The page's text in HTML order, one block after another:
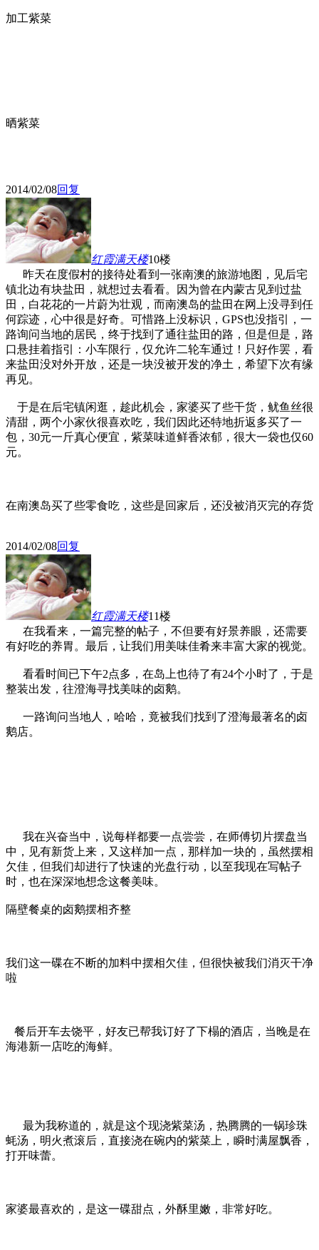
加工紫菜
晒紫菜
2014/02/08回复
红霞满天楼10楼
昨天在度假村的接待处看到一张南澳的旅游地图，见后宅
镇北边有块盐田，就想过去看看。因为曾在内蒙古见到过盐
田，白花花的一片蔚为壮观，而南澳岛的盐田在网上没寻到任
何踪迹，心中很是好奇。可惜路上没标识，GPS也没指引，一
路询问当地的居民，终于找到了通往盐田的路，但是但是，路
口悬挂着指引：小车限行，仅允许二轮车通过！只好作罢，看
来盐田没对外开放，还是一块没被开发的净土，希望下次有缘
再见。
于是在后宅镇闲逛，趁此机会，家婆买了些干货，鱿鱼丝很
清甜，两个小家伙很喜欢吃，我们因此还特地折返多买了一
包，30元一斤真心便宜，紫菜味道鲜香浓郁，很大一袋也仅60
元。
在南澳岛买了些零食吃，这些是回家后，还没被消灭完的存货
2014/02/08回复
红霞满天楼11楼
在我看来，一篇完整的帖子，不但要有好景养眼，还需要
有好吃的养胃。最后，让我们用美味佳肴来丰富大家的视觉。
看看时间已下午2点多，在岛上也待了有24个小时了，于是
整装出发，往澄海寻找美味的卤鹅。
一路询问当地人，哈哈，竟被我们找到了澄海最著名的卤
鹅店。
我在兴奋当中，说每样都要一点尝尝，在师傅切片摆盘当
中，见有新货上来，又这样加一点，那样加一块的，虽然摆相
欠佳，但我们却进行了快速的光盘行动，以至我现在写帖子
时，也在深深地想念这餐美味。
隔壁餐桌的卤鹅摆相齐整
我们这一碟在不断的加料中摆相欠佳，但很快被我们消灭干净
啦
餐后开车去饶平，好友已帮我订好了下榻的酒店，当晚是在
海港新一店吃的海鲜。
最为我称道的，就是这个现浇紫菜汤，热腾腾的一锅珍珠
蚝汤，明火煮滚后，直接浇在碗内的紫菜上，瞬时满屋飘香，
打开味蕾。
家婆最喜欢的，是这一碟甜点，外酥里嫩，非常好吃。